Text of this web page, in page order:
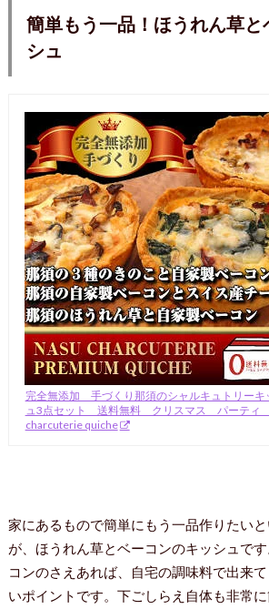
簡単もう一品！ほうれん草と
シュ
完全無添加 手づくり那須のシャルキュトリーキ
ュ3点セット 送料無料 クリスマス パーティ
charcuterie quiche
家にあるもので簡単にもう一品作りたい
が、ほうれん草とベーコンのキッシュで
コンのさえあれば、自宅の調味料で出来
いポイントです。下ごしらえ自体も非常